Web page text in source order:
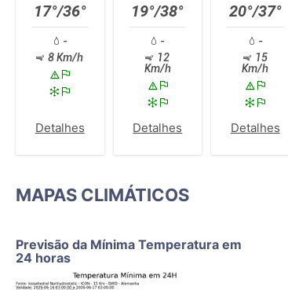
17°/36°
-
8 Km/h
Detalhes
19°/38°
-
12
Km/h
Detalhes
20°/37°
-
15
Km/h
Detalhes
MAPAS CLIMÁTICOS
Previsão da Mínima Temperatura em
24 horas